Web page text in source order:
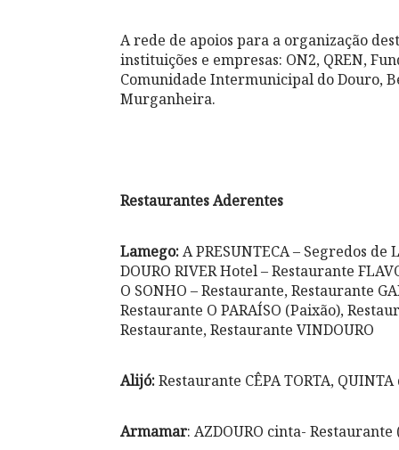
A rede de apoios para a organização
instituições e empresas: ON2, QREN,
Comunidade Intermunicipal do Douro,
Murganheira.
Restaurantes Aderentes
Lamego:A PRESUNTECA – Segredos
DOURO RIVER Hotel – Restaurante
O SONHO – Restaurante, Restaurante
Restaurante O PARAÍSO (Paixão),
Restaurante, Restaurante VINDOURO
Alijó:Restaurante CÊPA TORTA,
Armamar: AZDOURO cinta-